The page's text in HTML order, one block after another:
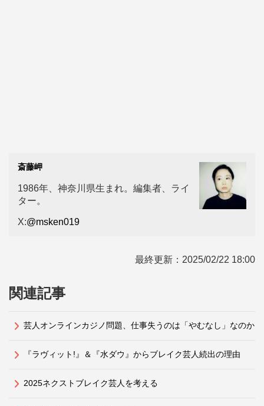
斎藤岬
1986年、神奈川県生まれ。編集者、ライ
ター。
X:@msken019
最終更新： 2025/02/22 18:00
関連記事
芸人オンラインカジノ問題、仕事失うのは「やむなし」なのか
『ラヴィット!』＆『水ダウ』からブレイク芸人続出の理由
2025ネクストブレイク芸人を考える